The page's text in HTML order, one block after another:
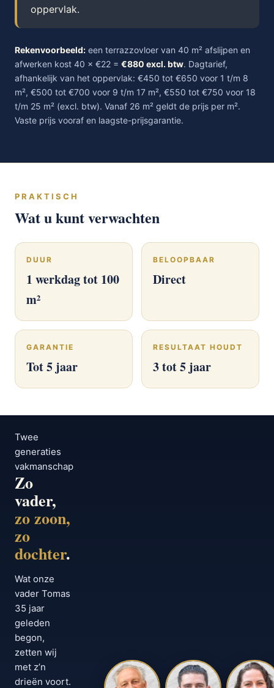
oppervlak.
Rekenvoorbeeld: een terrazzovloer van 40 m² afslijpen en
afwerken kost 40 × €22 = €880 excl. btw. Dagtarief,
afhankelijk van het oppervlak: €450 tot €650 voor 1 t/m 8
m², €500 tot €700 voor 9 t/m 17 m², €550 tot €750 voor 18
t/m 25 m² (excl. btw). Vanaf 26 m² geldt de prijs per m².
Vaste prijs vooraf en laagste-prijsgarantie.
PRAKTISCH
Wat u kunt verwachten
DUUR
1 werkdag tot 100
m²
BELOOPBAAR
Direct
GARANTIE
Tot 5 jaar
RESULTAAT HOUDT
3 tot 5 jaar
Twee
generaties
vakmanschap
Zo
vader,
zo zoon,
zo
dochter.
Wat onze
vader Tomas
35 jaar
geleden
begon,
zetten wij
met z’n
drieën voort.